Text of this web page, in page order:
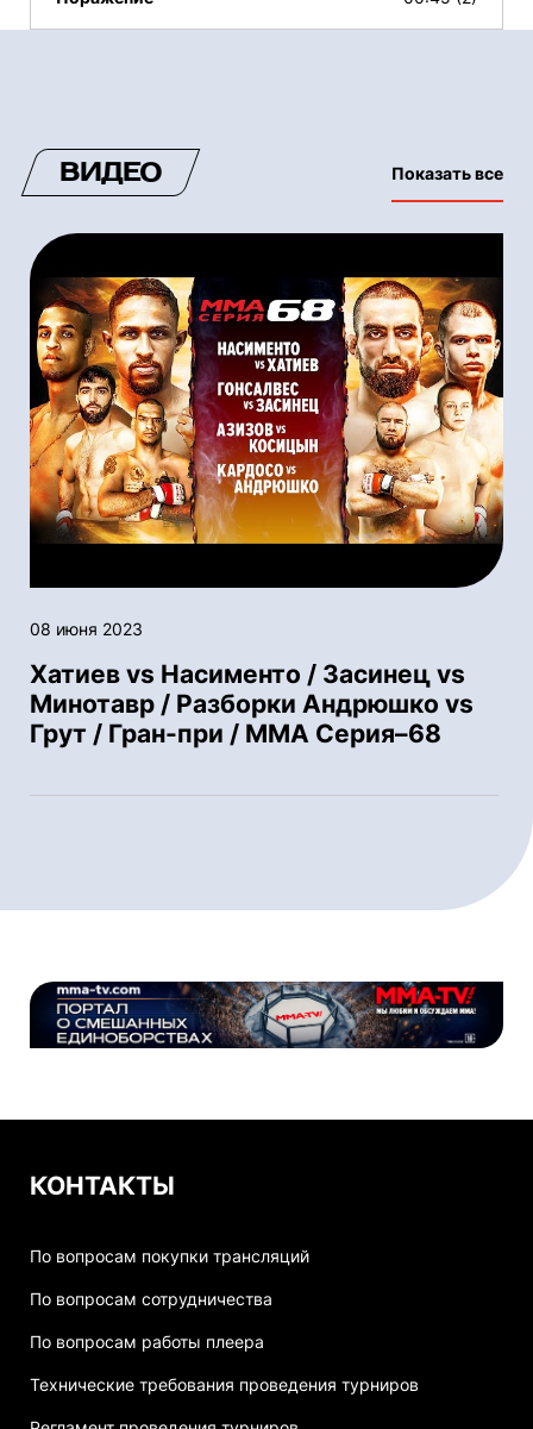
ВИДЕО Показать все
08 июня 2023
Хатиев vs Насименто / Засинец vs
Минотавр / Разборки Андрюшко vs
Грут / Гран-при / ММА Серия–68
КОНТАКТЫ
По вопросам покупки трансляций
По вопросам сотрудничества
По вопросам работы плеера
Технические требования проведения турниров